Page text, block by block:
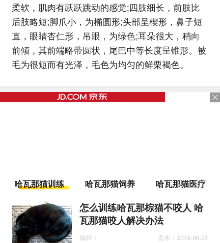
柔软，肌肉有跃跃跳动的感觉;四肢细长，前肢比
后肢略短;脚爪小，为椭圆形;头部呈楔形，鼻子短
直，眼睛杏仁形，吊眼，为绿色;耳朵很大，稍向
前倾，其前端略带圆状，尾巴中等长度呈锥形。被
毛为很短而有光泽，毛色为均匀的鲜栗褐色。
哈瓦那猫训练 哈瓦那猫饲养 哈瓦那猫医疗
怎么训练哈瓦那棕猫不咬人 哈
瓦那猫咬人解决办法
编辑： 发布：2018-06-21